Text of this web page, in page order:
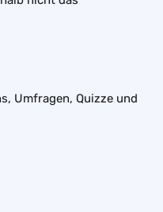
Umfragen, Quizze und